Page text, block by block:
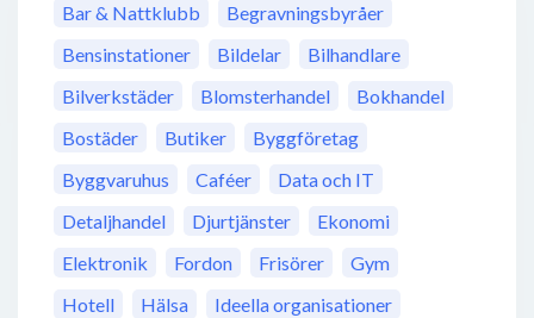
Bar & Nattklubb
Begravningsbyråer
Bensinstationer
Bildelar
Bilhandlare
Bilverkstäder
Blomsterhandel
Bokhandel
Bostäder
Butiker
Byggföretag
Byggvaruhus
Caféer
Data och IT
Detaljhandel
Djurtjänster
Ekonomi
Elektronik
Fordon Frisörer
Gym
Hotell
Hälsa
Ideella organisationer